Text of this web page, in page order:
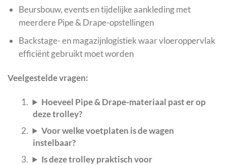
Beursbouw, events en tijdelijke aankleding met
meerdere Pipe & Drape-opstellingen
Backstage- en magazijnlogistiek waar vloeroppervlak
efficiënt gebruikt moet worden
Veelgestelde vragen:
Hoeveel Pipe & Drape-materiaal past er op
deze trolley?
Voor welke voetplaten is de wagen
instelbaar?
Is deze trolley praktisch voor